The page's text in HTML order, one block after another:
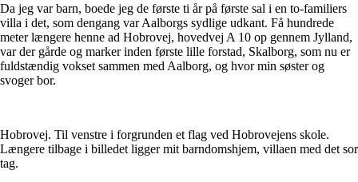
Da jeg var barn, boede jeg de første ti år på første sal i en to-familiers
villa i det, som dengang var Aalborgs sydlige udkant. Få hundrede
meter længere henne ad Hobrovej, hovedvej A 10 op gennem Jylland,
var der gårde og marker inden første lille forstad, Skalborg, som nu er
fuldstændig vokset sammen med Aalborg, og hvor min søster og
svoger bor.
Hobrovej. Til venstre i forgrunden et flag ved Hobrovejens skole.
Længere tilbage i billedet ligger mit barndomshjem, villaen med det
tag.